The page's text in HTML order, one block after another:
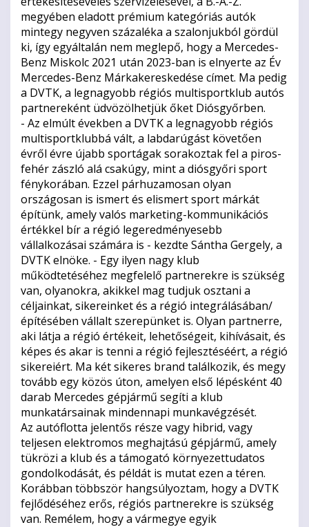
megyében eladott prémium kategóriás autók
mintegy negyven százaléka a szalonjukból gördül
ki, így egyáltalán nem meglepő, hogy a Mercedes-
Benz Miskolc 2021 után 2023-ban is elnyerte az Év
Mercedes-Benz Márkakereskedése címet. Ma pedig
a DVTK, a legnagyobb régiós multisportklub autós
partnereként üdvözölhetjük őket Diósgyőrben.
- Az elmúlt években a DVTK a legnagyobb régiós
multisportklubbá vált, a labdarúgást követően
évről évre újabb sportágak sorakoztak fel a piros-
fehér zászló alá csakúgy, mint a diósgyőri sport
fénykorában. Ezzel párhuzamosan olyan
országosan is ismert és elismert sport márkát
építünk, amely valós marketing-kommunikációs
értékkel bír a régió legeredményesebb
vállalkozásai számára is - kezdte Sántha Gergely, a
DVTK elnöke. - Egy ilyen nagy klub
működtetéséhez megfelelő partnerekre is szükség
van, olyanokra, akikkel mag tudjuk osztani a
céljainkat, sikereinket és a régió integrálásában/
építésében vállalt szerepünket is. Olyan partnerre,
aki látja a régió értékeit, lehetőségeit, kihívásait, és
képes és akar is tenni a régió fejlesztéséért, a régió
sikereiért. Ma két sikeres brand találkozik, és megy
tovább egy közös úton, amelyen első lépésként 40
darab Mercedes gépjármű segíti a klub
munkatársainak mindennapi munkavégzését.
Az autóflotta jelentős része vagy hibrid, vagy
teljesen elektromos meghajtású gépjármű, amely
tükrözi a klub és a támogató környezettudatos
gondolkodását, és példát is mutat ezen a téren.
Korábban többször hangsúlyoztam, hogy a DVTK
fejlődéséhez erős, régiós partnerekre is szükség
van. Remélem, hogy a vármegye egyik